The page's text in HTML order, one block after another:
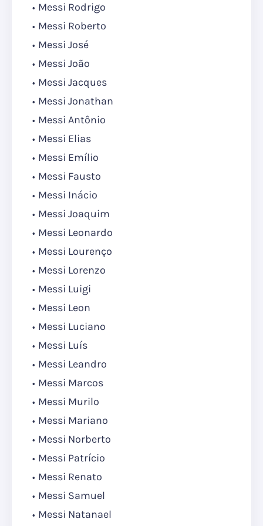
Messi Rodrigo
Messi Roberto
Messi José
Messi João
Messi Jacques
Messi Jonathan
Messi Antônio
Messi Elias
Messi Emílio
Messi Fausto
Messi Inácio
Messi Joaquim
Messi Leonardo
Messi Lourenço
Messi Lorenzo
Messi Luigi
Messi Leon
Messi Luciano
Messi Luís
Messi Leandro
Messi Marcos
Messi Murilo
Messi Mariano
Messi Norberto
Messi Patrício
Messi Renato
Messi Samuel
Messi Natanael